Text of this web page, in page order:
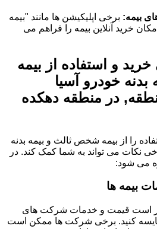
بیمه: برخی اپلیکیشن ها مانند "بیمه
خرید آنلاین بیمه را فراهم می
و استفاده از بیمه
خودرو آسیا
در منطقه دهکده
را از بیمه شخص ثالث و بیمه بدنه
نکات می تواند به شما کمک کند. در
می شود:
بیمه ها
است قیمت و خدمات شرکت های
کنید. برخی شرکت ها ممکن است